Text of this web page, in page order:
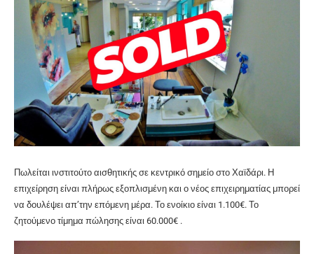
Πωλείται ινστιτούτο αισθητικής σε κεντρικό σημείο στο Χαϊδάρι. Η
επιχείρηση είναι πλήρως εξοπλισμένη και ο νέος επιχειρηματίας μπορεί
να δουλέψει απ’την επόμενη μέρα. Το ενοίκιο είναι 1.100€. Το
ζητούμενο τίμημα πώλησης είναι 60.000€ .